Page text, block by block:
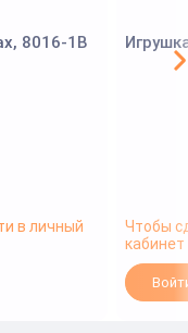
8016-1B
в личный
Чтобы
кабинет